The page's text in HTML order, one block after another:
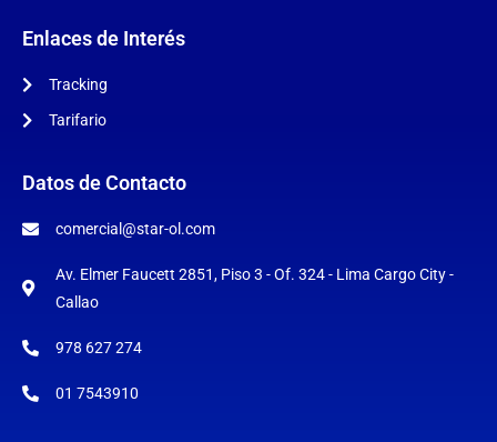
Enlaces de Interés
Tracking
Tarifario
Datos de Contacto
comercial@star-ol.com
Av. Elmer Faucett 2851, Piso 3 - Of. 324 - Lima Cargo City -
Callao
978 627 274
01 7543910